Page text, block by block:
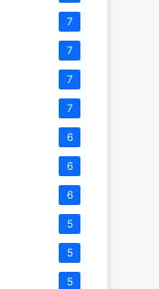
7
7
7
7
6
6
6
5
5
5